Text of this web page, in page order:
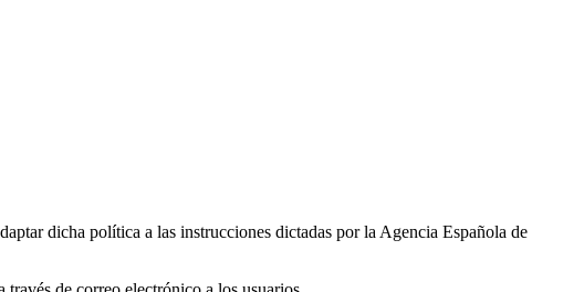
dicha política a las instrucciones dictadas por la Agencia Española de